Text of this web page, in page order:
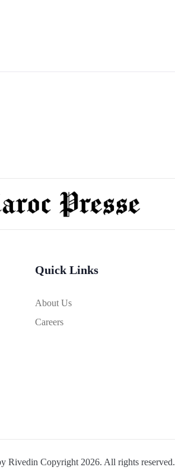
Quick Links
About Us
Careers
Rivedin Copyright 2026. All rights reserved.